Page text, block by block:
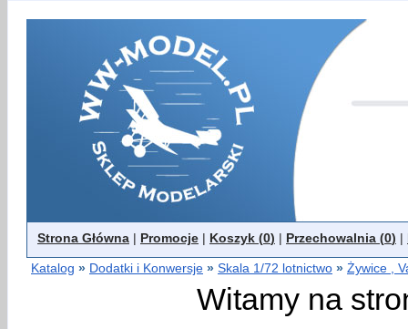
Strona Główna | Promocje | Koszyk (0) | Przechowalnia (0) |
Katalog » Dodatki i Konwersje » Skala 1/72 lotnictwo » Żywice ,
Witamy na